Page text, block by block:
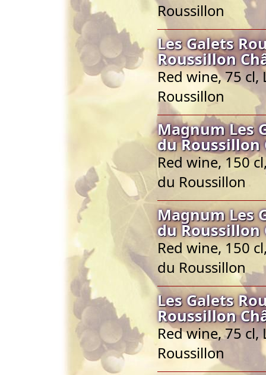
Roussillon
Les Galets
Roussillon
Red wine, 75
Roussillon
Magnum Les
du Roussillon
Red wine, 150
du Roussillon
Magnum Les
du Roussillon
Red wine, 150
du Roussillon
Les Galets
Roussillon
Red wine, 75
Roussillon